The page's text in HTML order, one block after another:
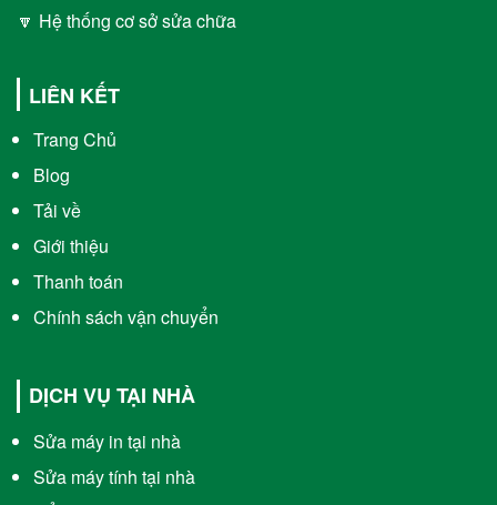
🔽 Hệ thống cơ sở sửa chữa
LIÊN KẾT
Trang Chủ
Blog
Tải về
Giới thiệu
Thanh toán
Chính sách vận chuyển
DỊCH VỤ TẠI NHÀ
Sửa máy in tại nhà
Sửa máy tính tại nhà